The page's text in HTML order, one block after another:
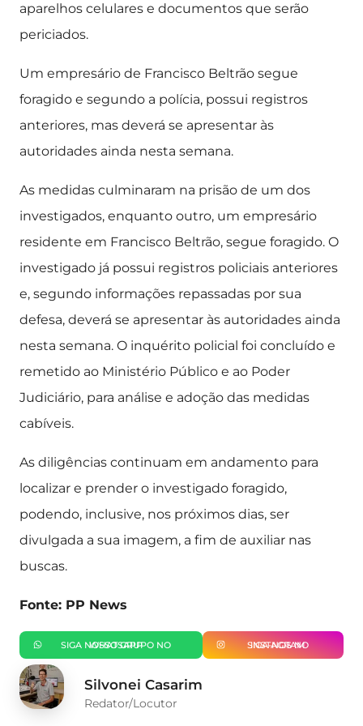
aparelhos celulares e documentos que serão
periciados.
Um empresário de Francisco Beltrão segue
foragido e segundo a polícia, possui registros
anteriores, mas deverá se apresentar às
autoridades ainda nesta semana.
As medidas culminaram na prisão de um dos
investigados, enquanto outro, um empresário
residente em Francisco Beltrão, segue foragido. O
investigado já possui registros policiais anteriores
e, segundo informações repassadas por sua
defesa, deverá se apresentar às autoridades ainda
nesta semana. O inquérito policial foi concluído e
remetido ao Ministério Público e ao Poder
Judiciário, para análise e adoção das medidas
cabíveis.
As diligências continuam em andamento para
localizar e prender o investigado foragido,
podendo, inclusive, nos próximos dias, ser
divulgada a sua imagem, a fim de auxiliar nas
buscas.
Fonte: PP News
SIGA NOSSO GRUPO NO WHATSAPP SIGA-NOS NO INSTAGRAM
Silvonei Casarim
Redator/Locutor